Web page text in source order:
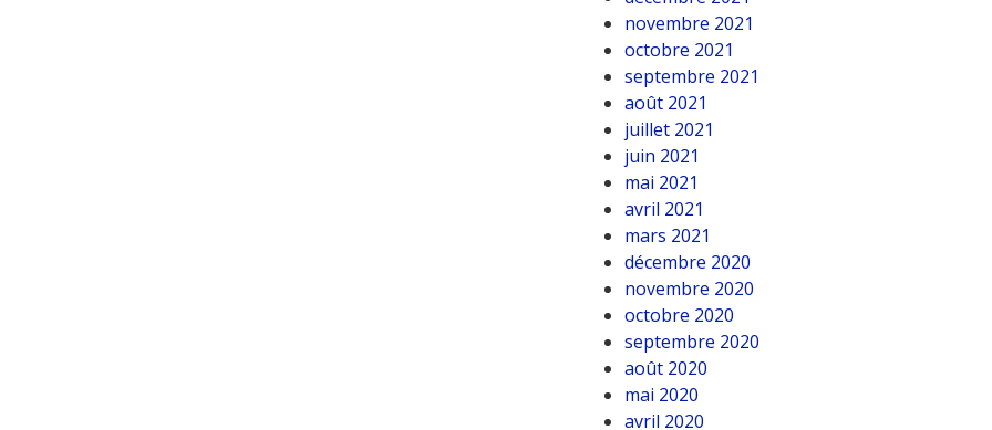
novembre 2021
octobre 2021
septembre 2021
août 2021
juillet 2021
juin 2021
mai 2021
avril 2021
mars 2021
décembre 2020
novembre 2020
octobre 2020
septembre 2020
août 2020
mai 2020
avril 2020